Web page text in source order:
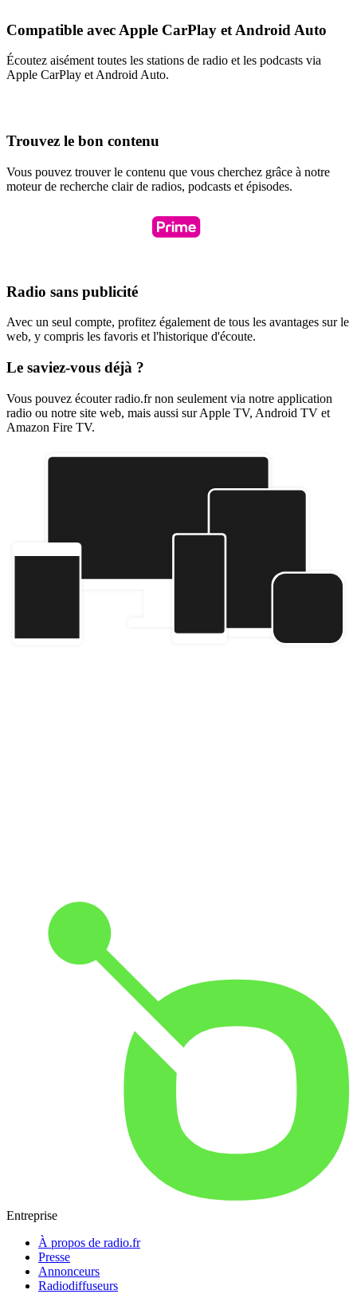
Compatible avec Apple CarPlay et Android Auto
Écoutez aisément toutes les stations de radio et les podcasts via
Apple CarPlay et Android Auto.
Trouvez le bon contenu
Vous pouvez trouver le contenu que vous cherchez grâce à notre
moteur de recherche clair de radios, podcasts et épisodes.
Radio sans publicité
Avec un seul compte, profitez également de tous les avantages sur le
web, y compris les favoris et l'historique d'écoute.
Le saviez-vous déjà ?
Vous pouvez écouter radio.fr non seulement via notre application
radio ou notre site web, mais aussi sur Apple TV, Android TV et
Amazon Fire TV.
Entreprise
À propos de radio.fr
Presse
Annonceurs
Radiodiffuseurs